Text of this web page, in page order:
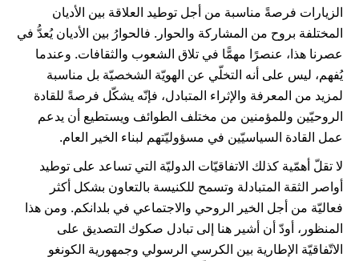
الزيارات فرصةً مناسبة من أجل توطيد العلاقة بين الأديان
المختلفة بروح من المشاركة والحوار. فالحوارُ بين الأديان يُعدُّ في
عصرنا هذا، عنصرًا مهمًّا في تلاق الشعوب والثقافات. وعندما
يُفهم، ليس على أنه التخلّي عن الهويّة الشخصيّة بل مناسبة
لمزيد من المعرفة والإثراء المتبادل، فإنّه يشكّل فرصةً للقادة
الروحيّين وللمؤمنين من مختلف الطوائف ويستطيع أن يدعم
عمل القادة السياسيّين في مسؤوليّتهم لبناء الخير العام.
لا تقلّ أهمّية كذلك الاتفاقيّات الدوليّة التي تساعد على توطيد
أواصر الثقة المتبادلة وتسمح للكنيسة بالتعاون بشكل أكثر
فعاليّة من أجل الخير الروحي والاجتماعي في بلدانكم. ومن هذا
المنظور، أودّ أن أشير هنا إلى تبادل صكوك التصديق على
الاتّفاقيّة الإطارية بين الكرسي الرسولي وجمهورية الكونغو